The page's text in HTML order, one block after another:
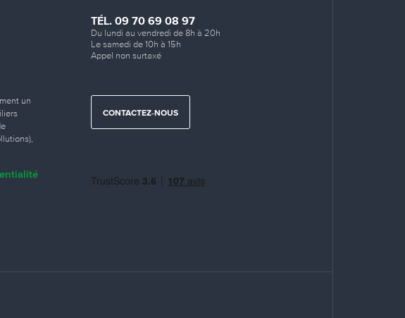
un
TÉL. 09 70 69 08 97
Du lundi au vendredi de 8h à 20h
Le samedi de 10h à 15h
Appel non surtaxé
CONTACTEZ-NOUS